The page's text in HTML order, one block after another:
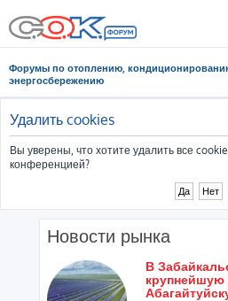
Форумы по отоплению,
энергосбережению
Удалить cookies
Вы уверены, что хотите удалить все
конференцией?
Новости рынка
В
крупнейшую